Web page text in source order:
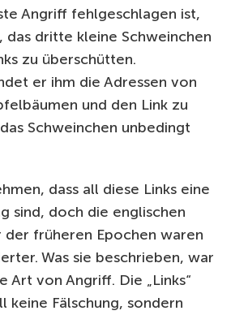
Angriff fehlgeschlagen ist,
das dritte kleine Schweinchen
zu überschütten.
er ihm die Adressen von
und den Link zu
Schweinchen unbedingt
dass all diese Links eine
sind, doch die englischen
früheren Epochen waren
Was sie beschrieben, war
Art von Angriff. Die „Links“
keine Fälschung, sondern